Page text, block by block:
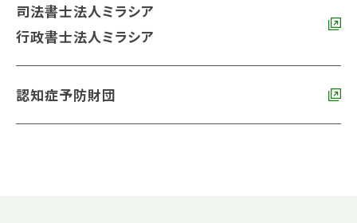
司法書士法人ミラシア
行政書士法人ミラシア
認知症予防財団